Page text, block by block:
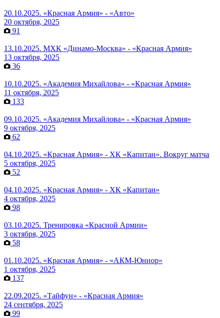
20.10.2025. «Красная Армия» - «Авто»
20 октября, 2025
91
13.10.2025. МХК «Динамо-Москва» - «Красная Армия»
13 октября, 2025
36
10.10.2025. «Академия Михайлова» - «Красная Армия»
11 октября, 2025
133
09.10.2025. «Академия Михайлова» - «Красная Армия»
9 октября, 2025
62
04.10.2025. «Красная Армия» - ХК «Капитан». Вокруг матча
5 октября, 2025
52
04.10.2025. «Красная Армия» - ХК «Капитан»
4 октября, 2025
98
03.10.2025. Тренировка «Красной Армии»
3 октября, 2025
58
01.10.2025. «Красная Армия» - «АКМ-Юниор»
1 октября, 2025
137
22.09.2025. «Тайфун» - «Красная Армия»
24 сентября, 2025
99